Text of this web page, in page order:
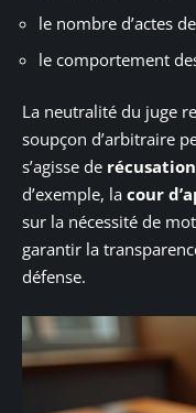
le nombre d’actes
le comportement
La neutralité du juge
soupçon d’arbitraire
s’agisse de récusation
d’exemple, la cour
sur la nécessité de
garantir la
défense.